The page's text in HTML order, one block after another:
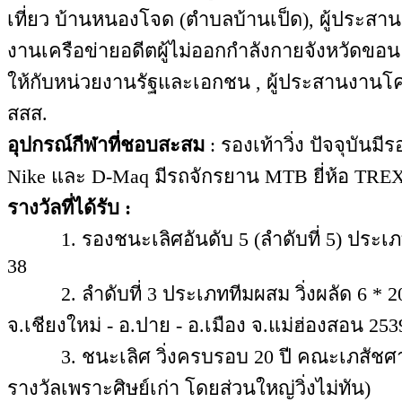
เที่ยว บ้านหนองโจด (ตำบลบ้านเป็ด), ผู้ประส
งานเครือข่ายอดีตผู้ไม่ออกกำลังกายจังหวัดข
ให้กับหน่วยงานรัฐและเอกชน , ผู้ประสานงาน
สสส.
อุปกรณ์กีฬาที่ชอบสะสม : รองเท้าวิ่ง ปัจจุบันมี
Nike และ D-Maq มีรถจักรยาน MTB ยี่ห้อ
รางวัลที่ได้รับ :
1. รองชนะเลิศอันดับ 5 (ลำดับที่ 5) ประเภ
38
2. ลำดับที่ 3 ประเภททีมผสม วิ่งผลัด 6 *
จ.เชียงใหม่ - อ.ปาย - อ.เมือง จ.แม่ฮ่องสอน
3. ชนะเลิศ วิ่งครบรอบ 20 ปี คณะเภสัชศา
รางวัลเพราะศิษย์เก่า โดยส่วนใหญ่วิ่งไม่ทัน)